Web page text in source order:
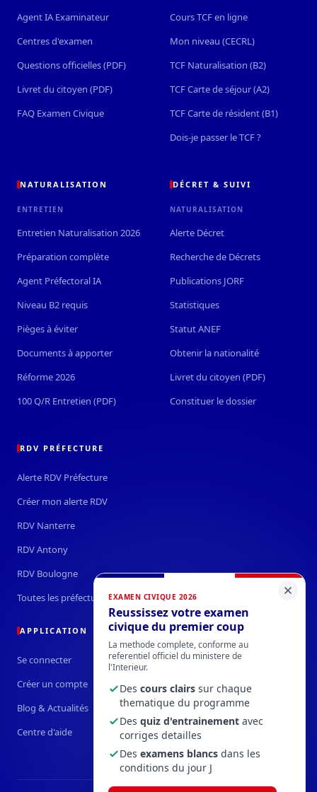
EXAMEN CIVIQUE 2026
Reussissez votre examen
civique du premier coup
La methode complete, conforme au
referentiel officiel du ministere de
l'Interieur.
Des cours clairs sur chaque
thematique du programme
Des quiz d'entrainement avec
corriges detailles
Des examens blancs dans les
conditions du jour J
Agent IA Examinateur
Centres d'examen
Questions officielles (PDF)
Livret du citoyen (PDF)
FAQ Examen Civique
Cours TCF en ligne
Mon niveau (CECRL)
TCF Naturalisation (B2)
TCF Carte de séjour (A2)
TCF Carte de résident (B1)
Dois-je passer le TCF ?
NATURALISATION
ENTRETIEN
Entretien Naturalisation 2026
Préparation complète
Agent Préfectoral IA
Niveau B2 requis
Pièges à éviter
Documents à apporter
Réforme 2026
100 Q/R Entretien (PDF)
DÉCRET & SUIVI
NATURALISATION
Alerte Décret
Recherche de Décrets
Publications JORF
Statistiques
Statut ANEF
Obtenir la nationalité
Livret du citoyen (PDF)
Constituer le dossier
RDV PRÉFECTURE
Alerte RDV Préfecture
Créer mon alerte RDV
RDV Nanterre
RDV Antony
RDV Boulogne
Toutes les préfectures →
APPLICATION
Se connecter
Créer un compte
Blog & Actualités
Centre d'aide